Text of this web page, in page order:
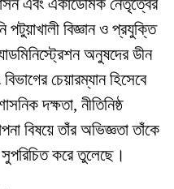
এবং একাডেমিক নেতৃত্বের
পটুয়াখালী বিজ্ঞান ও প্রযুক্তি
অনুষদের ডীন
চেয়ারম্যান হিসেবে
দক্ষতা, নীতিনিষ্ঠ
বিষয়ে তাঁর অভিজ্ঞতা তাঁকে
সুপরিচিত করে তুলেছে।